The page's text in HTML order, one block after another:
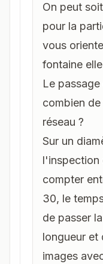
On peut
pour la
vous
fontaine
Le
combien
réseau ?
Sur un
l'inspection
compter
30, le
de passer
longueur et
images